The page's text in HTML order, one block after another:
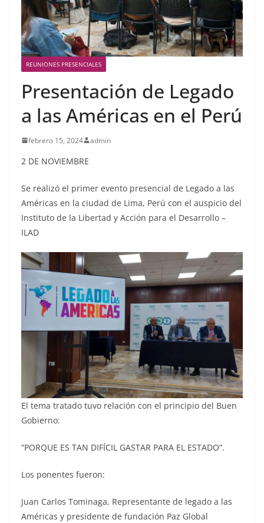
REUNIONES PRESENCIALES
Presentación de Legado
a las Américas en el Perú
febrero 15, 2024 admin
2 DE NOVIEMBRE
Se realizó el primer evento presencial de Legado a las
Américas en la ciudad de Lima, Perú con el auspicio del
Instituto de la Libertad y Acción para el Desarrollo –
ILAD
El tema tratado tuvo relación con el principio del Buen
Gobierno:
“PORQUE ES TAN DIFÍCIL GASTAR PARA EL ESTADO”.
Los ponentes fueron:
Juan Carlos Tominaga, Representante de legado a las
Américas y presidente de fundación Paz Global